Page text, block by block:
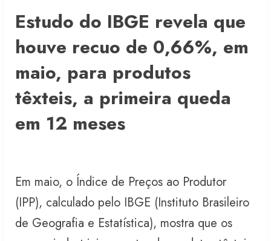
Estudo do IBGE revela que
houve recuo de 0,66%, em
maio, para produtos
têxteis, a primeira queda
em 12 meses
Em maio, o Índice de Preços ao Produtor
(IPP), calculado pelo IBGE (Instituto Brasileiro
de Geografia e Estatística), mostra que os